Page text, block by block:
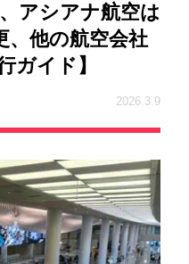
アシアナ航空は
、他の航空会社
ガイド】
2026.3.9